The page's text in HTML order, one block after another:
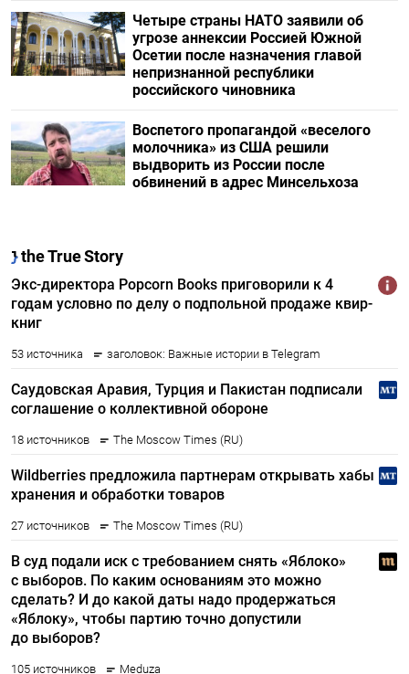
Четыре страны НАТО заявили об
угрозе аннексии Россией Южной
Осетии после назначения главой
непризнанной республики
российского чиновника
Воспетого пропагандой «веселого
молочника» из США решили
выдворить из России после
обвинений в адрес Минсельхоза